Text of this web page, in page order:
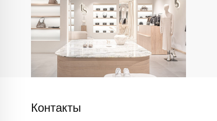
КонтактыПокупателям
О нас
О брендах в магазине
Как добраться до магазина
Блог
Каталог
Новинки
Кардиганы и бомберы
+7 (966) 019-41-76
info@trendsettica.ru